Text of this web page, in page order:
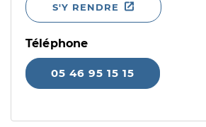
S'Y RENDRE
Téléphone
05 46 95 15 15